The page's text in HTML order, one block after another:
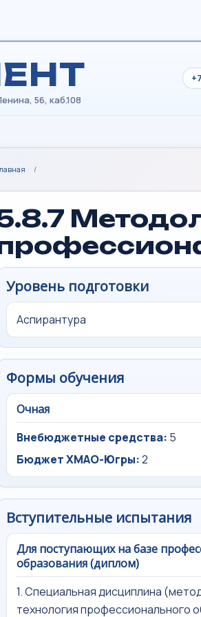
/
Уровень подготовки
Аспирантура
Формы обучения
Очная
Внебюджетные средства: 5
Бюджет ХМАО-Югры:2
Вступительные испытания
Для поступающих на базе
образования (диплом)
1. Специальная дисциплина
технология профессионального